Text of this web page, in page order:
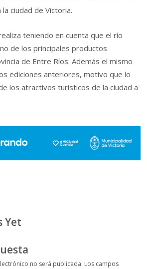
ciudad de Victoria.
teniendo en cuenta que el río
de los principales productos
de Entre Ríos. Además el mismo
ediciones anteriores, motivo que lo
los atractivos turísticos de la ciudad a
Yet
no será publicada. Los campos